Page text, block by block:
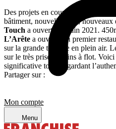
Mon compte
Menu
Des projets en cours, ralentis par
bâtiment, nouvelle déco, nouveaux
Touch a ouvert le 2 juin 2021.
L’Arête a ouvert son premier
sur la grande terrasse en plein air.
sur le très prisé Bassins à flot.
significative tout en gardant
Partager sur :